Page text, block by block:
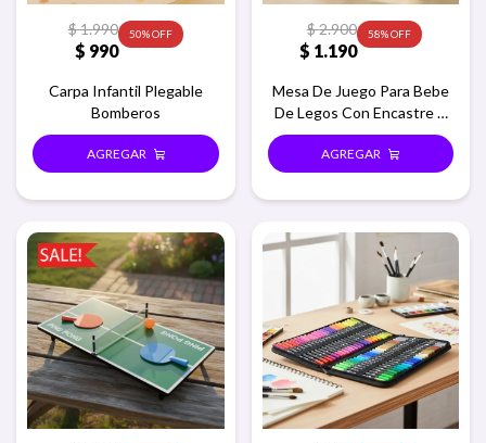
$ 990
$1.990 50
Carpa Infantil Plegable
Bomberos
$ 1.190
$2.900 58
Mesa De Juego Para Bebe
De Legos Con Encastre Y
Sillita